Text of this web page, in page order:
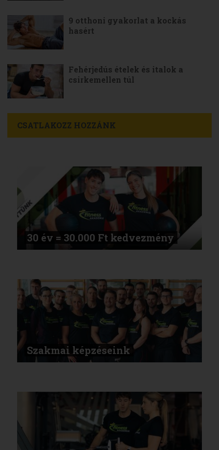
9 otthoni gyakorlat a kockás
hasért
Fehérjedús ételek és italok a
csirkemellen túl
CSATLAKOZZ HOZZÁNK
30 év = 30.000 Ft kedvezmény
Szakmai képzéseink